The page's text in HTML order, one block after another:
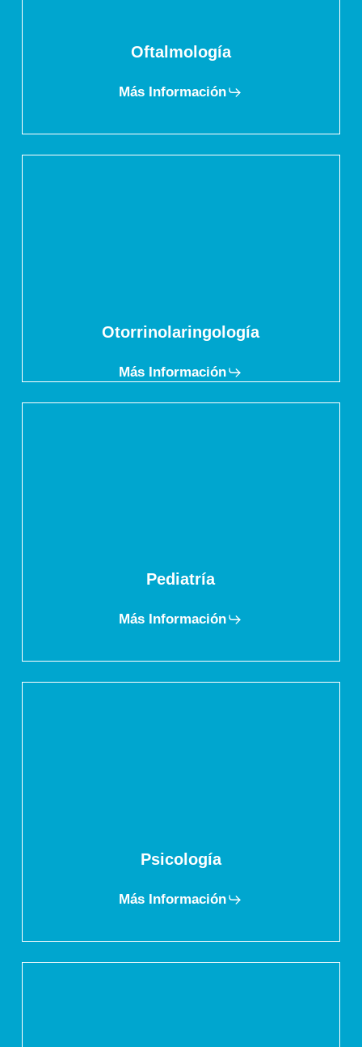
Oftalmología
Más Información
Otorrinolaringología
Más Información
Pediatría
Más Información
Psicología
Más Información